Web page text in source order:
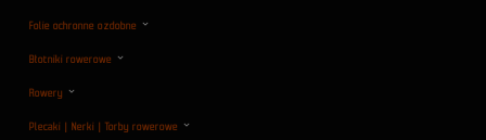
Folie ochronne ozdobne
Błotniki rowerowe
Rowery
Plecaki | Nerki | Torby rowerowe